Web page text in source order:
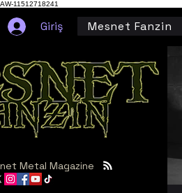
AW-11512718241
Giriş Mesnet Fanzin
Metal Magazine